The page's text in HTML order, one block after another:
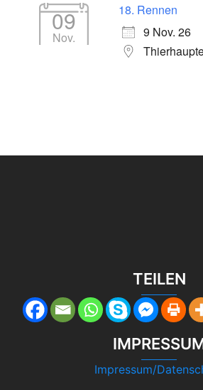
09
Nov.
18. Rennen
9 Nov. 26
TEILEN
Impressum/